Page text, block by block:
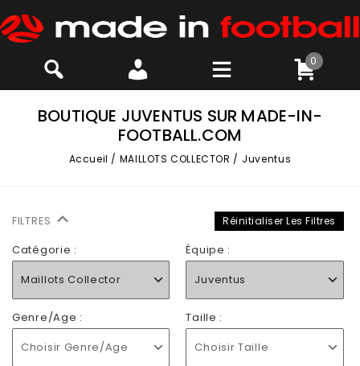
0
BOUTIQUE JUVENTUS SUR MADE-IN-
FOOTBALL.COM
Accueil / MAILLOTS COLLECTOR / Juventus
FILTRES Réinitialiser Les Filtres
Catégorie :
Maillots Collector
Équipe :
Juventus
Genre/Age :
Choisir Genre/Age
Taille :
Choisir Taille